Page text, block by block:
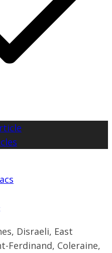
Disraeli, East
Ferdinand, Coleraine,